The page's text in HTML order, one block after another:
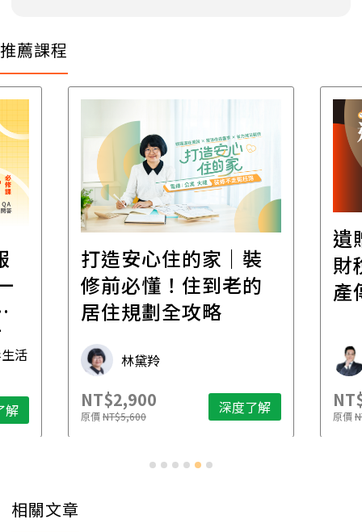
推薦課程
活
解
打造安心住的家｜裝
修前必懂！住到老的
居住規劃全攻略
林黛羚
NT$2,900
原價NT$5,600 深度了解
遺
財
產
原價
相關文章